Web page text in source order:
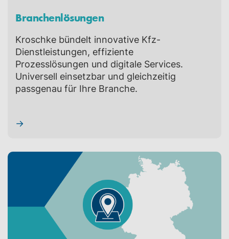
Branchenlösungen
Kroschke bündelt innovative Kfz-
Dienstleistungen, effiziente
Prozesslösungen und digitale Services.
Universell einsetzbar und gleichzeitig
passgenau für Ihre Branche.
→